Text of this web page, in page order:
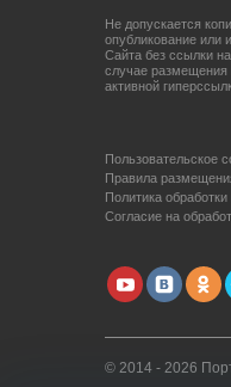
Не допускается
опубликование или
Сайта без ссылки
случае размещения
активной
Пользовательское
Правила
Политика
Согласие на
© 2014 - 2026